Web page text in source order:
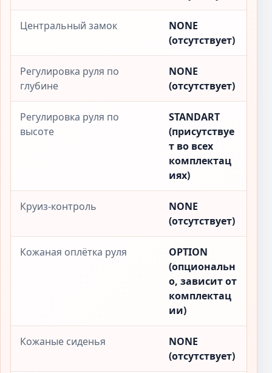
Центральный замок
NONE
(отсутствует)
Регулировка руля по
глубине
NONE
(отсутствует)
Регулировка руля по
высоте
STANDART
(присутствуе
т во всех
комплектац
иях)
Круиз-контроль
NONE
(отсутствует)
Кожаная оплётка руля
OPTION
(опциональн
о, зависит от
комплектац
ии)
Кожаные сиденья
NONE
(отсутствует)